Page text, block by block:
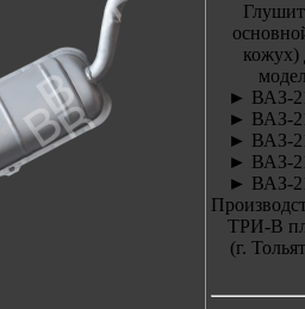
кожух)
► ВАЗ-
► ВАЗ-
► ВАЗ-
► ВАЗ-
► ВАЗ-
ТРИ-В
(г.